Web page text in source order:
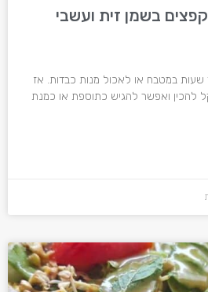
בשמן זית ועשבי
שעות במטבח או לאכול מנות כבדות. אז
להכין ואפשר להגיש כתוספת או כמנת